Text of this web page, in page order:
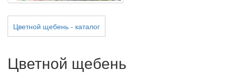
Цветной щебень - каталог
Цветной щебень